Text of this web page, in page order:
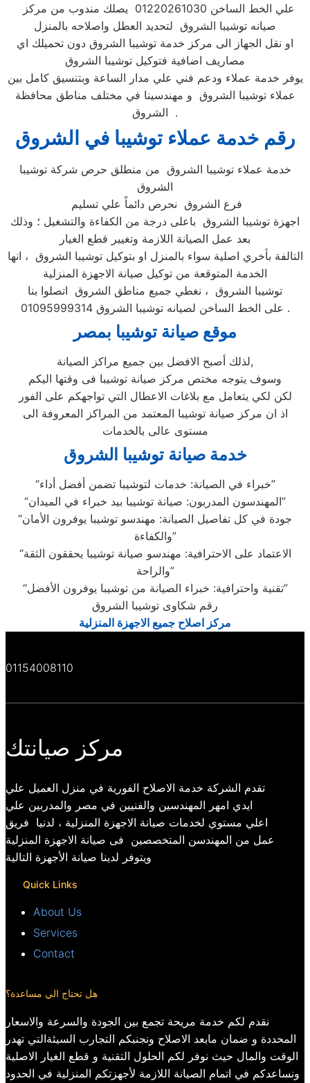
صيانه توشيبا الشروق لتحديد العطل واصلاحه بالمنزل
او نقل الجهاز الى مركز خدمة توشيبا الشروق دون تحميلك اي
مصاريف اضافية فتوكيل توشيبا الشروق
يوفر خدمة عملاء ودعم فني علي مدار الساعة وبتنسيق كامل بين
عملاء توشيبا الشروق و مهندسينا في مختلف مناطق محافظة
الشروق .
رقم خدمة عملاء توشيبا في الشروق
خدمة عملاء توشيبا الشروق من منطلق حرص شركة توشيبا
الشروق
فرع الشروق نحرص دائماً علي تسليم
اجهزة توشيبا الشروق باعلى درجة من الكفاءة والتشغيل ؛ وذلك
بعد عمل الصيانة اللازمة وتغيير قطع الغيار
التالفة بأخري اصلية سواء بالمنزل او بتوكيل توشيبا الشروق ، انها
الخدمة المتوقعة من توكيل صيانة الاجهزة المنزلية
توشيبا الشروق ، نغطي جميع مناطق الشروق اتصلوا بنا
على الخط الساخن لصيانه توشيبا الشروق 01095999314 .
موقع صيانة توشيبا بمصر
لذلك أصبح الافضل بين جميع مراكز الصيانة,
وسوف يتوجه مختص مركز صيانة توشيبا فى وقتها اليكم
لكن لكي يتعامل مع بلاغات الاعطال التي تواجهكم على الفور
اذ ان مركز صيانة توشيبا المعتمد من المراكز المعروفة الى
مستوى عالى بالخدمات
خدمة صيانة توشيبا الشروق
“خبراء في الصيانة: خدمات لتوشيبا تضمن أفضل أداء”
“المهندسون المدربون: صيانة توشيبا بيد خبراء في الميدان”
“جودة في كل تفاصيل الصيانة: مهندسو توشيبا يوفرون الأمان
والكفاءة”
“الاعتماد على الاحترافية: مهندسو صيانة توشيبا يحققون الثقة
والراحة”
“تقنية واحترافية: خبراء الصيانة من توشيبا يوفرون الأفضل”
رقم شكاوى توشيبا الشروق
مركز اصلاح جميع الاجهزة المنزلية
01154008110
مركز صيانتك
تقدم الشركة خدمة الاصلاح الفورية في منزل العميل علي
ايدي امهر المهندسين والفنيين في مصر والمدربين علي
اعلي مستوي لخدمات صيانة الاجهزة المنزلية ، لدنيا فريق
عمل من المهندسن المتخصصين فى صيانة الاجهزة المنزلية
ويتوفر لدينا صيانة الأجهزة التالية
Quick Links
About Us
Services
Contact
هل تحتاج الي مساعدة؟
نقدم لكم خدمة مريحة تجمع بين الجودة والسرعة والاسعار
المحددة و ضمان مابعد الاصلاح ونجنبكم التجارب السيئةالتي تهدر
الوقت والمال حيث نوفر لكم الحلول التقنية و قطع الغيار الاصلية
ونساعدكم في اتمام الصيانة اللازمة لأجهزتكم المنزلية في الحدود